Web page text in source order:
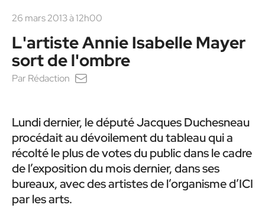
26 mars 2013 à 12h00
L'artiste Annie Isabelle Mayer
sort de l'ombre
Par Rédaction
Lundi dernier, le député Jacques Duchesneau
procédait au dévoilement du tableau qui a
récolté le plus de votes du public dans le cadre
de l’exposition du mois dernier, dans ses
bureaux, avec des artistes de l’organisme d’ICI
par les arts.